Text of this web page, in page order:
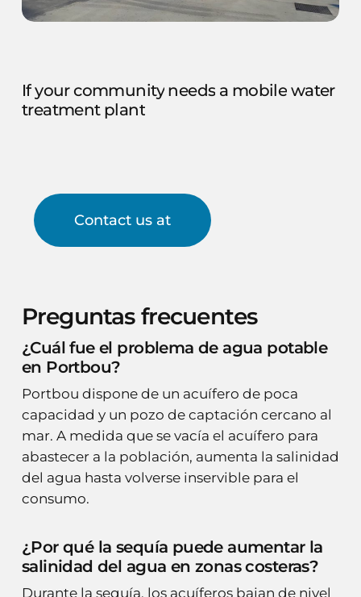
Ifyourcommunity needs a mobile water
treatment plant
Contact us at
Preguntas frecuentes
¿Cuál fue el problema de agua potable
en Portbou?
Portbou dispone de un acuífero de poca
capacidad y un pozo de captación cercano al
mar. A medida que se vacía el acuífero para
abastecer a la población, aumenta la salinidad
del agua hasta volverse inservible para el
consumo.
¿Por qué la sequía puede aumentar la
salinidad del agua en zonas costeras?
Durante la sequía, los acuíferos bajan de nivel